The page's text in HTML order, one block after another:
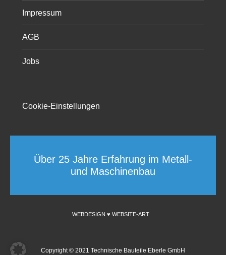
Impressum
AGB
Jobs
Cookie-Einstellungen
Über 25 Jahre Erfahrung im Metall-
und Maschinenbau
WEBDESIGN ♥ WEBSITE-ART
Copyright © 2021 Technische Bauteile Eberle GmbH